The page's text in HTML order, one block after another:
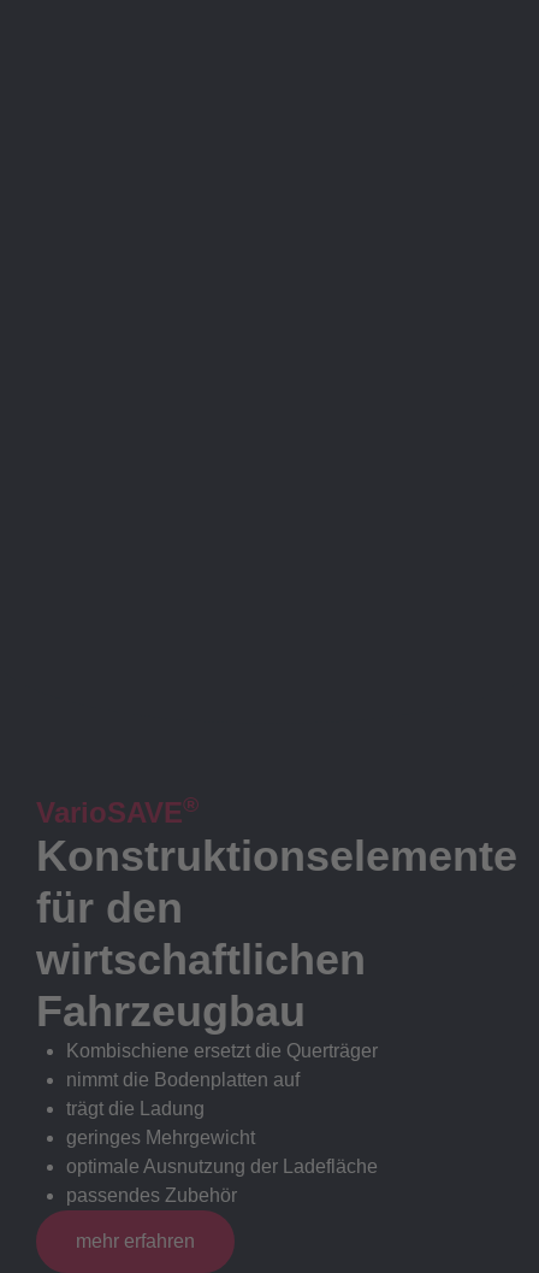
VarioSAVE®
Konstruktionselemente
für den
wirtschaftlichen
Fahrzeugbau
Kombischiene ersetzt die Querträger
nimmt die Bodenplatten auf
trägt die Ladung
geringes Mehrgewicht
optimale Ausnutzung der Ladefläche
passendes Zubehör
mehr erfahren